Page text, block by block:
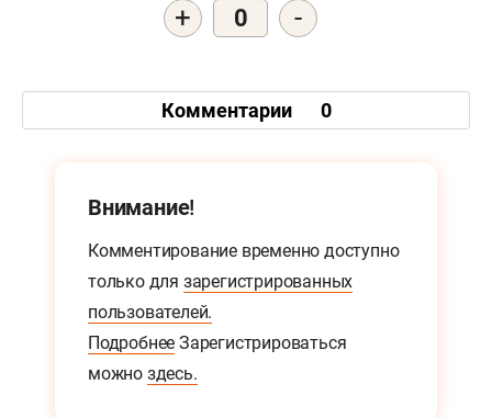
+ 0 -
Комментарии 0
Внимание!
Комментирование временно доступно
только для зарегистрированных
пользователей.
Подробнее Зарегистрироваться
можно здесь.